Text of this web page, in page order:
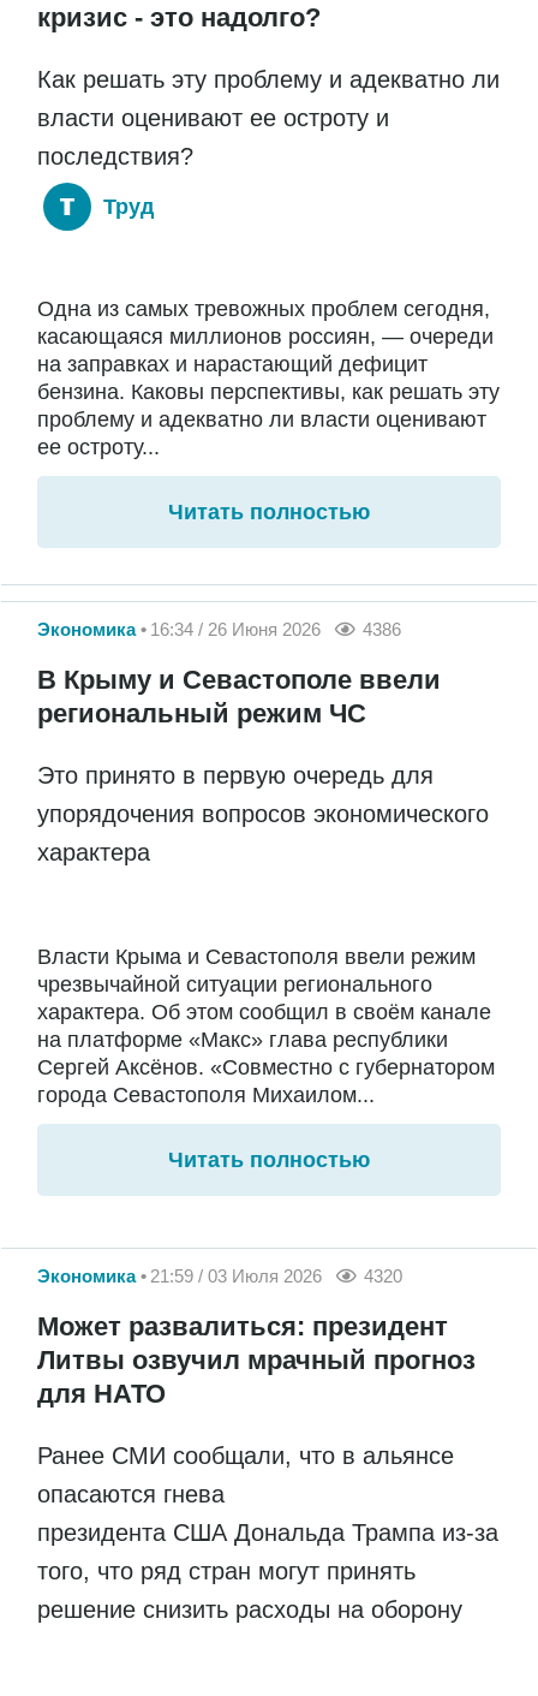
кризис - это надолго?
Как решать эту проблему и адекватно ли
власти оценивают ее остроту и
последствия?
Труд
Одна из самых тревожных проблем сегодня,
касающаяся миллионов россиян, — очереди
на заправках и нарастающий дефицит
бензина. Каковы перспективы, как решать эту
проблему и адекватно ли власти оценивают
ее остроту...
Читать полностью
Экономика 16:34 / 26 Июня 2026 4386
В Крыму и Севастополе ввели
региональный режим ЧС
Это принято в первую очередь для
упорядочения вопросов экономического
характера
Власти Крыма и Севастополя ввели режим
чрезвычайной ситуации регионального
характера. Об этом сообщил в своём канале
на платформе «Макс» глава республики
Сергей Аксёнов. «Совместно с губернатором
города Севастополя Михаилом...
Читать полностью
Экономика 21:59 / 03 Июля 2026 4320
Может развалиться: президент
Литвы озвучил мрачный прогноз
для НАТО
Ранее СМИ сообщали, что в альянсе
опасаются гнева
президента США Дональда Трампа из-за
того, что ряд стран могут принять
решение снизить расходы на оборону